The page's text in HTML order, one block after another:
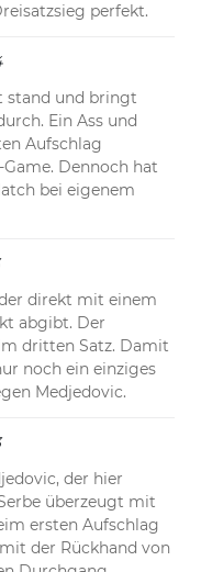
perfekt.
stand und bringt
Ein Ass und
Aufschlag
Dennoch hat
bei eigenem
direkt mit einem
abgibt. Der
dritten Satz. Damit
noch ein einziges
Medjedovic.
der hier
überzeugt mit
ersten Aufschlag
der Rückhand von